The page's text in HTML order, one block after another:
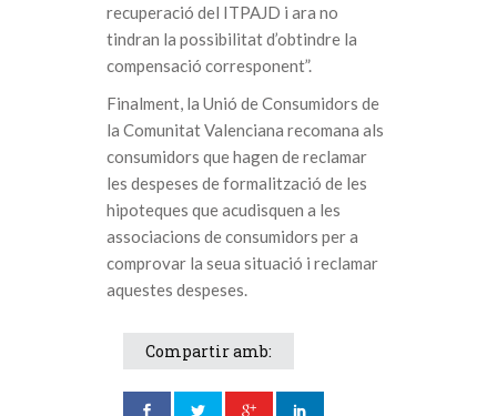
recuperació del ITPAJD i ara no
tindran la possibilitat d’obtindre la
compensació corresponent”.
Finalment, la Unió de Consumidors de
la Comunitat Valenciana recomana als
consumidors que hagen de reclamar
les despeses de formalització de les
hipoteques que acudisquen a les
associacions de consumidors per a
comprovar la seua situació i reclamar
aquestes despeses.
Compartir amb: